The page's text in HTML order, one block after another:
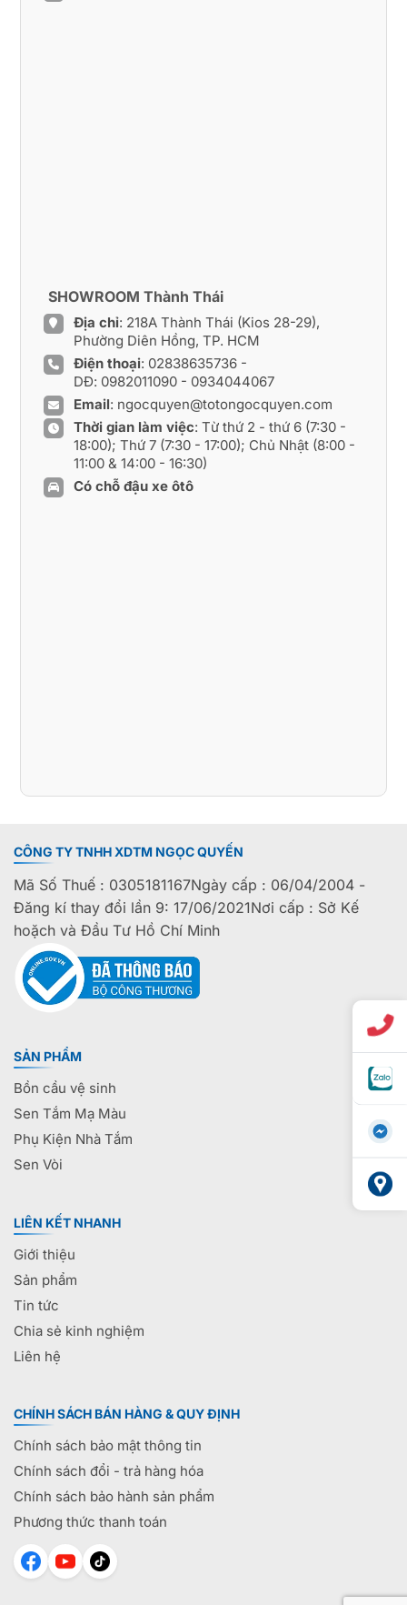
SHOWROOM Thành Thái
Địa chỉ: 218A Thành Thái (Kios 28-29),
Phường Diên Hồng, TP. HCM
Điện thoại: 02838635736 -
DĐ: 0982011090- 0934044067
Email: ngocquyen@totongocquyen.com
Thời gian làm việc: Từ thứ 2 - thứ 6 (7:30 -
18:00); Thứ 7 (7:30 - 17:00); Chủ Nhật (8:00 -
11:00 & 14:00 - 16:30)
Có chỗ đậu xe ôtô
CÔNG TY TNHH XDTM NGỌC QUYẾN
Mã Số Thuế : 0305181167Ngày cấp : 06/04/2004 -
Đăng kí thay đổi lần 9: 17/06/2021Nơi cấp : Sở Kế
hoặch và Đầu Tư Hồ Chí Minh
SẢN PHẨM
Bồn cầu vệ sinh
Sen Tắm Mạ Màu
Phụ Kiện Nhà Tắm
Sen Vòi
LIÊN KẾT NHANH
Giới thiệu
Sản phẩm
Tin tức
Chia sẻ kinh nghiệm
Liên hệ
CHÍNH SÁCH BÁN HÀNG & QUY ĐỊNH
Chính sách bảo mật thông tin
Chính sách đổi - trả hàng hóa
Chính sách bảo hành sản phẩm
Phương thức thanh toán